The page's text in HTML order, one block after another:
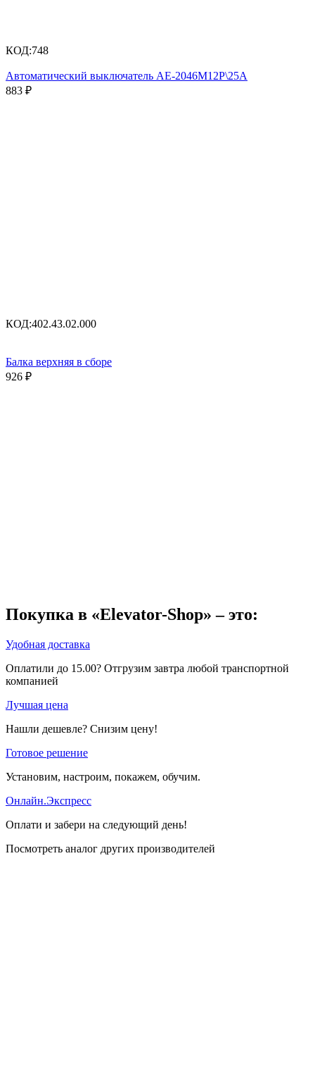
КОД:748
Автоматический выключатель АЕ-2046М12Р\25А
883 ₽
КОД:402.43.02.000
Балка верхняя в сборе
926 ₽
Покупка в «Elevator-Shop» – это:
Удобная доставка
Оплатили до 15.00? Отгрузим завтра любой транспортной
компанией
Лучшая цена
Нашли дешевле? Снизим цену!
Готовое решение
Установим, настроим, покажем, обучим.
Онлайн.Экспресс
Оплати и забери на следующий день!
Посмотреть аналог других производителей